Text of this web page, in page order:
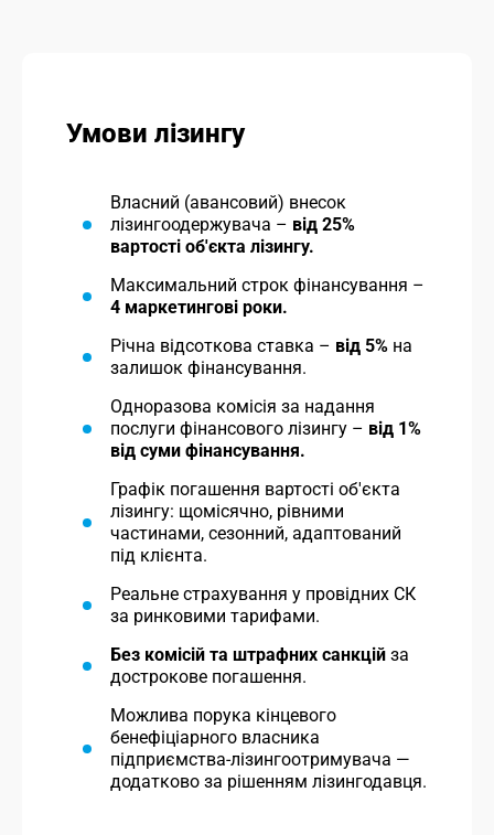
Умови лізингу
Власний (авансовий) внесок
лізингоодержувача – від 25%
вартості об'єкта лізингу.
Максимальний строк фінансування –
4 маркетингові роки.
Річна відсоткова ставка – від 5% на
залишок фінансування.
Одноразова комісія за надання
послуги фінансового лізингу – від 1%
від суми фінансування.
Графік погашення вартості об'єкта
лізингу: щомісячно, рівними
частинами, сезонний, адаптований
під клієнта.
Реальне страхування у провідних СК
за ринковими тарифами.
Без комісій та штрафних санкцій за
дострокове погашення.
Можлива порука кінцевого
бенефіціарного власника
підприємства-лізингоотримувача —
додатково за рішенням лізингодавця.